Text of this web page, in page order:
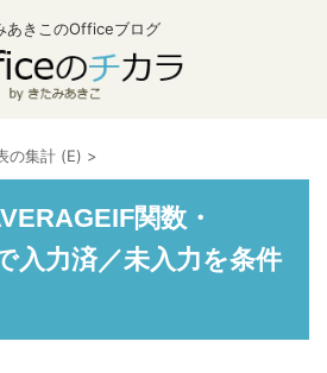
あきこのOfficeブログ
の集計 (E) >
関数・
入力済／未入力を条件